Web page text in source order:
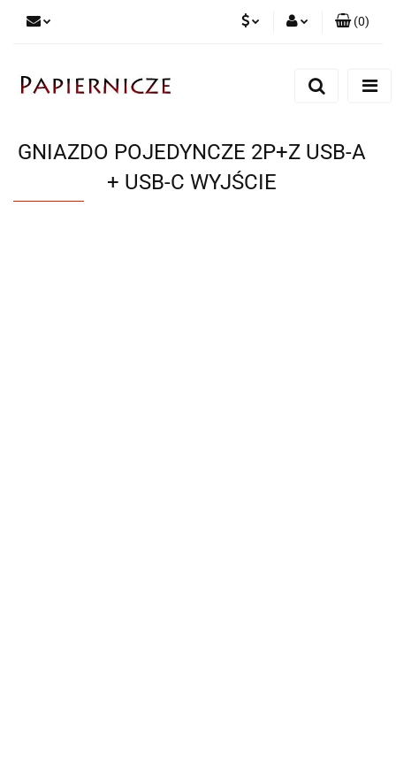
(0)
GNIAZDO POJEDYNCZE 2P+Z USB-A
+ USB-C WYJŚCIE